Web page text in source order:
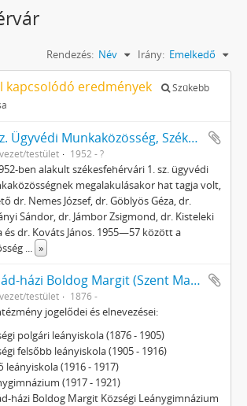
Rendezés: Név Irány: Emelkedő
kapcsolódó eredmények
Szűkebb
1. sz. Ügyvédi Munkaközösség, Székesfehérvár
testület 1952 - ?
ben alakult székesfehérvári 1. sz. ügyvédi
megalakulásakor hat tagja volt,
dr. Nemes József, dr. Göblyös Géza, dr.
Sándor, dr. Jámbor Zsigmond, dr. Kisteleki
és dr. Kováts János. 1955—57 között a
... »
Árpád-házi Boldog Margit (Szent Margit) Leánygimnázium
testület 1876 -
jogelődei és elnevezései:
polgári leányiskola (1876 - 1905)
felsőbb leányiskola (1905 - 1916)
leányiskola (1916 - 1917)
(1917 - 1921)
házi Boldog Margit Községi Leánygimnázium